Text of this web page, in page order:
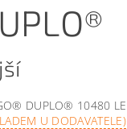
DUPLO® 10480
U DODAVATELE)